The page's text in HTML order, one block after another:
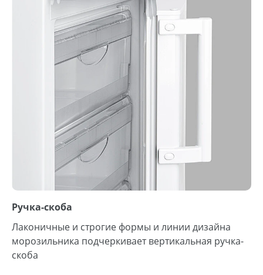
Ручка-скоба
Лаконичные и строгие формы и линии дизайна
морозильника подчеркивает вертикальная ручка-
скоба